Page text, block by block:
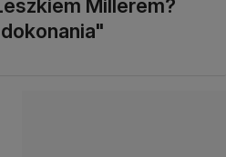
Millerem?